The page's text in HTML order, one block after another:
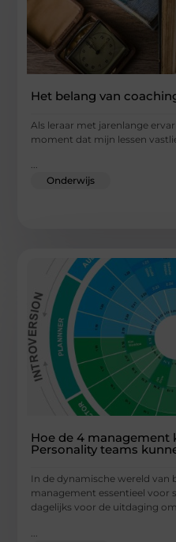
Het belang van
Als leraar met jarenlange
moment dat mijn lessen
...
Onderwijs
Hoe de 4 management
Personality teams
In de dynamische wereld van
management essentieel voor
dagelijks voor de uitdaging